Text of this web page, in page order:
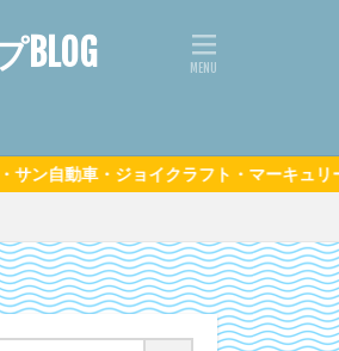
フト・マーキュリー正規代理店をして